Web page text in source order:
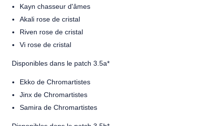
Kayn chasseur d'âmes
Akali rose de cristal
Riven rose de cristal
Vi rose de cristal
Disponibles dans le patch 3.5a*
Ekko de Chromartistes
Jinx de Chromartistes
Samira de Chromartistes